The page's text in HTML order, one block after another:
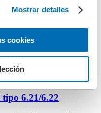
Mostrar detalles
cookies
para el tratamiento de
6.21/6.22